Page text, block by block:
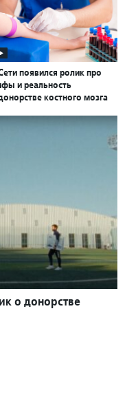
появился ролик про
и реальность
костного мозга
о донорстве